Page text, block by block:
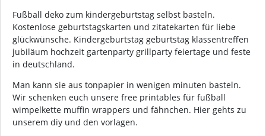
Fußball deko zum kindergeburtstag selbst basteln.
Kostenlose geburtstagskarten und zitatekarten für liebe
glückwünsche. Kindergeburtstag geburtstag klassentreffen
jubiläum hochzeit gartenparty grillparty feiertage und feste
in deutschland.
Man kann sie aus tonpapier in wenigen minuten basteln.
Wir schenken euch unsere free printables für fußball
wimpelkette muffin wrappers und fähnchen. Hier gehts zu
unserem diy und den vorlagen.